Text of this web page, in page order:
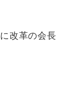
改革の会長